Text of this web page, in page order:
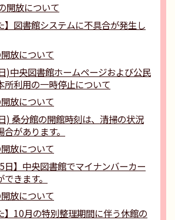
開放について
】図書館システムに不具合が発生し
放について
)中央図書館ホームページおよび公民
所利用の一時停止について
放について
) 桑分館の開館時刻は、清掃の状況
があります。
放について
日】中央図書館でマイナンバーカー
きます。
放について
】10月の特別整理期間に伴う休館の